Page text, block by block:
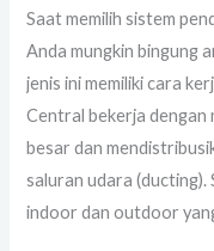
Saat memilih sistem
Anda mungkin bingung
jenis ini memiliki cara
Central bekerja dengan
besar dan
saluran udara (ducting).
indoor dan outdoor